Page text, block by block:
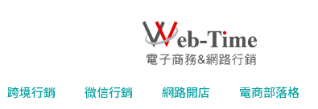
跨境行銷 微信行銷 網路開店 電商部落格